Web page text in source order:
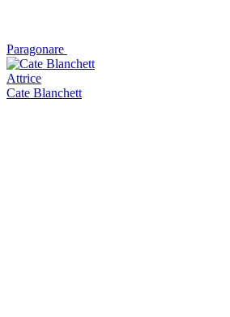
Paragonare
Attrice
Cate Blanchett